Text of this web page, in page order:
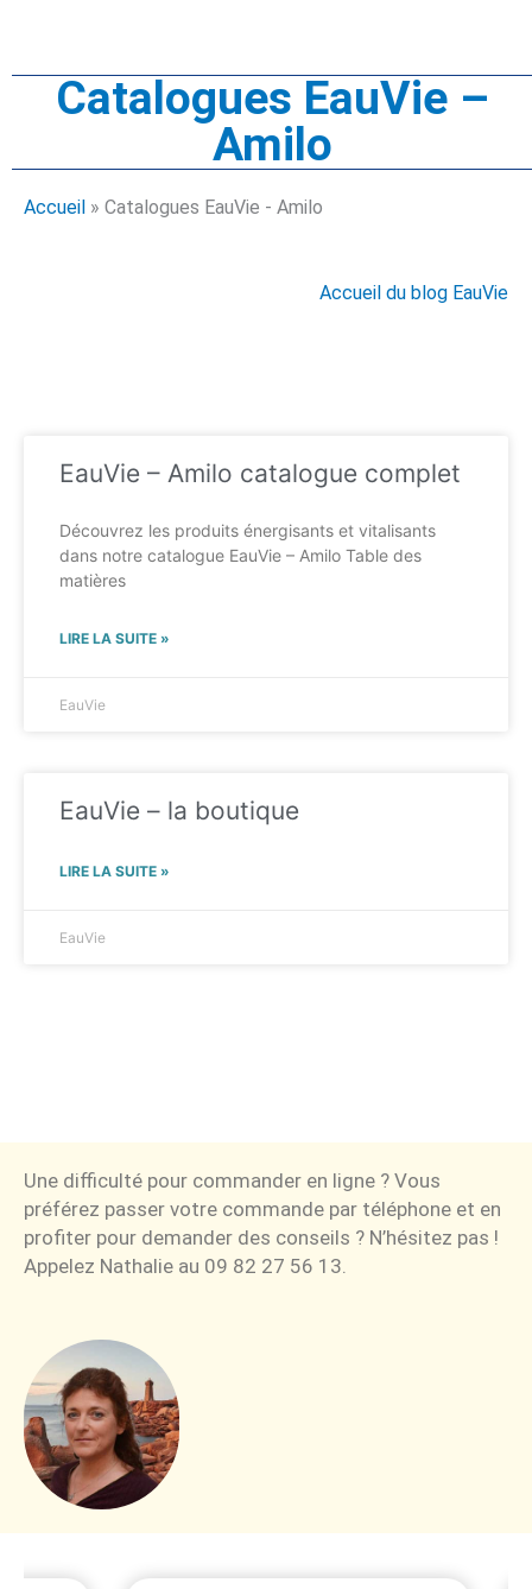
Catalogues EauVie –
Amilo
Accueil » Catalogues EauVie - Amilo
Accueil du blog EauVie
EauVie – Amilo catalogue complet
Découvrez les produits énergisants et vitalisants
dans notre catalogue EauVie – Amilo Table des
matières
LIRE LA SUITE »
EauVie
EauVie – la boutique
LIRE LA SUITE »
EauVie
Une difficulté pour commander en ligne ? Vous
préférez passer votre commande par téléphone et en
profiter pour demander des conseils ? N’hésitez pas !
Appelez Nathalie au 09 82 27 56 13.